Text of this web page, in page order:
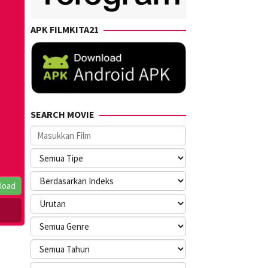
APK FILMKITA21
SEARCH MOVIE